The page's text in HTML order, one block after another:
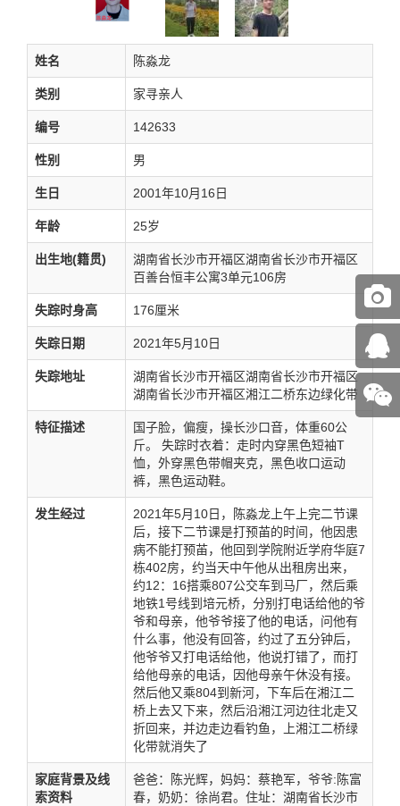
姓名 陈淼龙
类别 家寻亲人
编号 142633
性别 男
生日 2001年10月16日
年龄 25岁
出生地(籍贯)
湖南省长沙市开福区湖南省长沙市开福区
百善台恒丰公寓3单元106房
失踪时身高 176厘米
失踪日期 2021年5月10日
失踪地址
湖南省长沙市开福区湖南省长沙市开福区
湖南省长沙市开福区湘江二桥东边绿化带
特征描述
国子脸，偏瘦，操长沙口音，体重60公
斤。 失踪时衣着：走时内穿黑色短袖T
恤，外穿黑色带帽夹克，黑色收口运动
裤，黑色运动鞋。
发生经过
2021年5月10日，陈淼龙上午上完二节课
后，接下二节课是打预苖的时间，他因患
病不能打预苖，他回到学院附近学府华庭7
栋402房，约当天中午他从出租房出来，
约12：16搭乘807公交车到马厂，然后乘
地铁1号线到培元桥，分别打电话给他的爷
爷和母亲，他爷爷接了他的电话，问他有
什么事，他没有回答，约过了五分钟后，
他爷爷又打电话给他，他说打错了，而打
给他母亲的电话，因他母亲午休没有接。
然后他又乘804到新河，下车后在湘江二
桥上去又下来，然后沿湘江河边往北走又
折回来，并边走边看钓鱼，上湘江二桥绿
化带就消失了
家庭背景及线
索资料
爸爸：陈光辉，妈妈：蔡艳军，爷爷:陈富
春，奶奶：徐尚君。住址：湖南省长沙市